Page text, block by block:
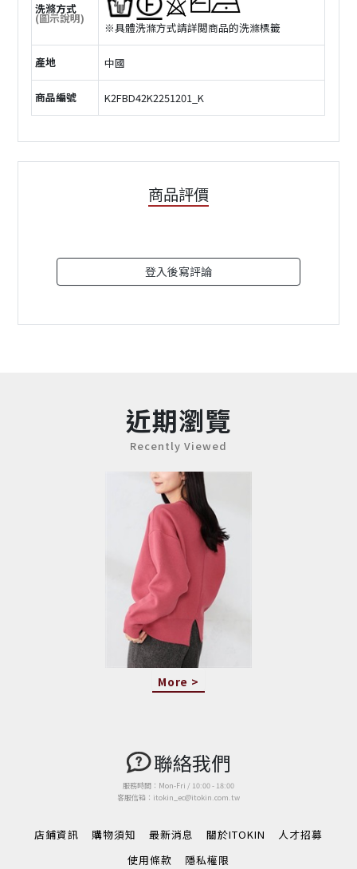
洗滌方式
(圖示說明)
※具體洗滌方式請詳閲商品的洗滌標籤
產地 中國
商品編號 K2FBD42K2251201_K
商品評價
登入後寫評論
近期瀏覽
Recently Viewed
More >
聯絡我們
服務時間：Mon-Fri / 10:00 - 18:00
客服信箱：itokin_ec@itokin.com.tw
店鋪資訊 購物須知 最新消息 關於ITOKIN
人才招募
使用條款
隱私權限